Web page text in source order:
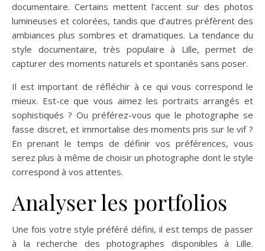
documentaire. Certains mettent l’accent sur des photos
lumineuses et colorées, tandis que d’autres préfèrent des
ambiances plus sombres et dramatiques. La tendance du
style documentaire, très populaire à Lille, permet de
capturer des moments naturels et spontanés sans poser.
Il est important de réfléchir à ce qui vous correspond le
mieux. Est-ce que vous aimez les portraits arrangés et
sophistiqués ? Ou préférez-vous que le photographe se
fasse discret, et immortalise des moments pris sur le vif ?
En prenant le temps de définir vos préférences, vous
serez plus à même de choisir un photographe dont le style
correspond à vos attentes.
Analyser les portfolios
Une fois votre style préféré défini, il est temps de passer
à la recherche des photographes disponibles à Lille.